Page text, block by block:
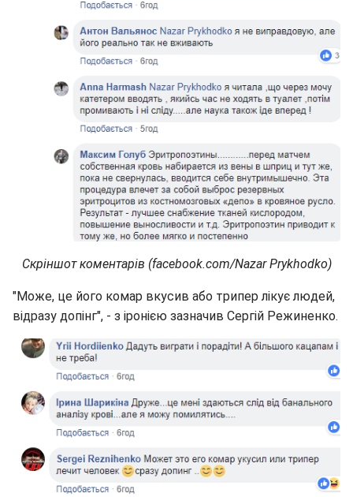
Скріншот коментарів (facebook.com/Nazar Prykhodko)
"Може, це його комар вкусив або трипер лікує людей,
відразу допінг", - з іронією зазначив Сергій Режиненко.